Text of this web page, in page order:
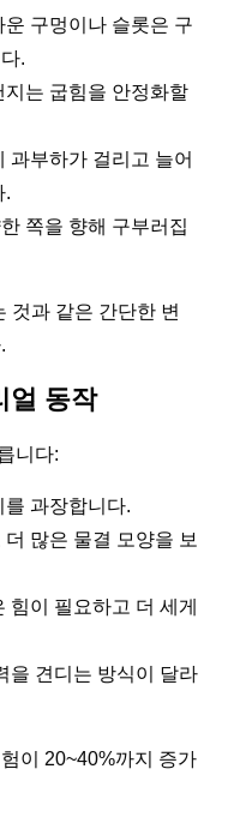
구멍이나 슬롯은 구
.
는 굽힘을 안정화할
과부하가 걸리고 늘어
.
쪽을 향해 구부러집
것과 같은 간단한 변
얼 동작
니다:
과장합니다.
많은 물결 모양을 보
힘이 필요하고 더 세게
을 견디는 방식이 달라
이 20~40%까지 증가